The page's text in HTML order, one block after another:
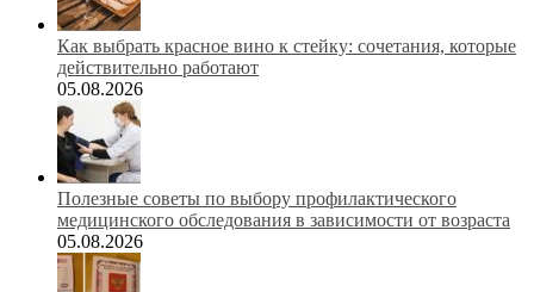
Как выбрать красное вино к стейку: сочетания, которые
действительно работают
05.08.2026
Полезные советы по выбору профилактического
медицинского обследования в зависимости от возраста
05.08.2026